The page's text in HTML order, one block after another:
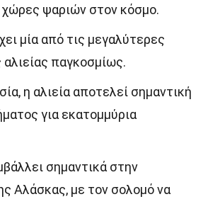
χώρες ψαριών στον κόσμο.
μία από τις μεγαλύτερες
αλιείας παγκοσμίως.
η αλιεία αποτελεί σημαντική
για εκατομμύρια
σημαντικά στην
Αλάσκας, με τον σολομό να